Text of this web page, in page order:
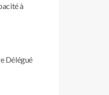
à
Délégué